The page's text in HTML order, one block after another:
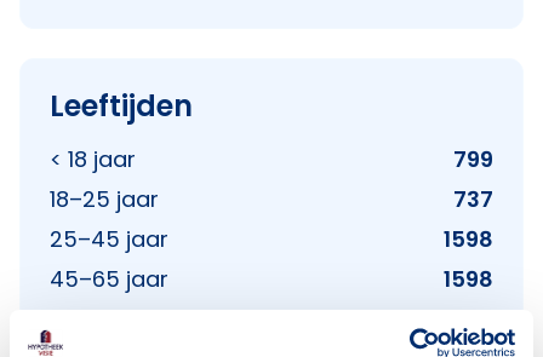
Leeftijden
< 18 jaar
799
18–25 jaar
737
25–45 jaar
1598
45–65 jaar
1598
65+ jaar
1352